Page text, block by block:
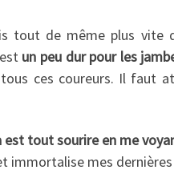
tout de même plus vite
un peu dur pour les
ces coureurs. Il faut
est tout sourire en me
immortalise mes